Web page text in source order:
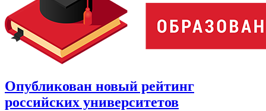
Опубликован новый рейтинг
российских университетов